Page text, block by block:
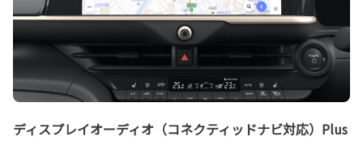
ディスプレイオーディオ（コネクティッドナビ対応）Plus